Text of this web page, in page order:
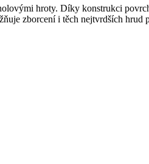
hroty. Díky konstrukci
zborcení i těch nejtvrdších hrud